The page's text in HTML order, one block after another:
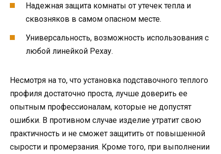
Надежная защита комнаты от утечек тепла и
сквозняков в самом опасном месте.
Универсальность, возможность использования с
любой линейкой Рехау.
Несмотря на то, что установка подставочного теплого
профиля достаточно проста, лучше доверить ее
опытным профессионалам, которые не допустят
ошибки. В противном случае изделие утратит свою
практичность и не сможет защитить от повышенной
сырости и промерзания. Кроме того, при выполнении